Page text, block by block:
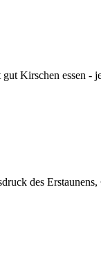
Kirschen essen -
des